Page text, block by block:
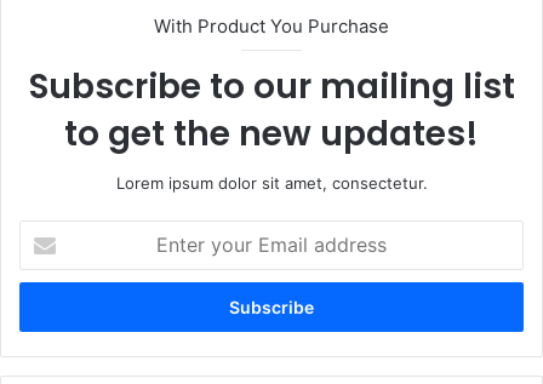
With Product You Purchase
Subscribe to our mailing list
to get the new updates!
Lorem ipsum dolor sit amet, consectetur.
t
r
y